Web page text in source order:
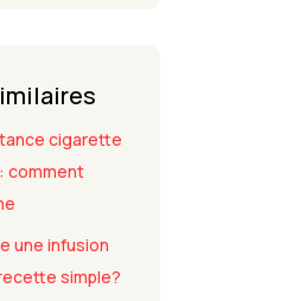
cigarette
comment
une infusion
simple?